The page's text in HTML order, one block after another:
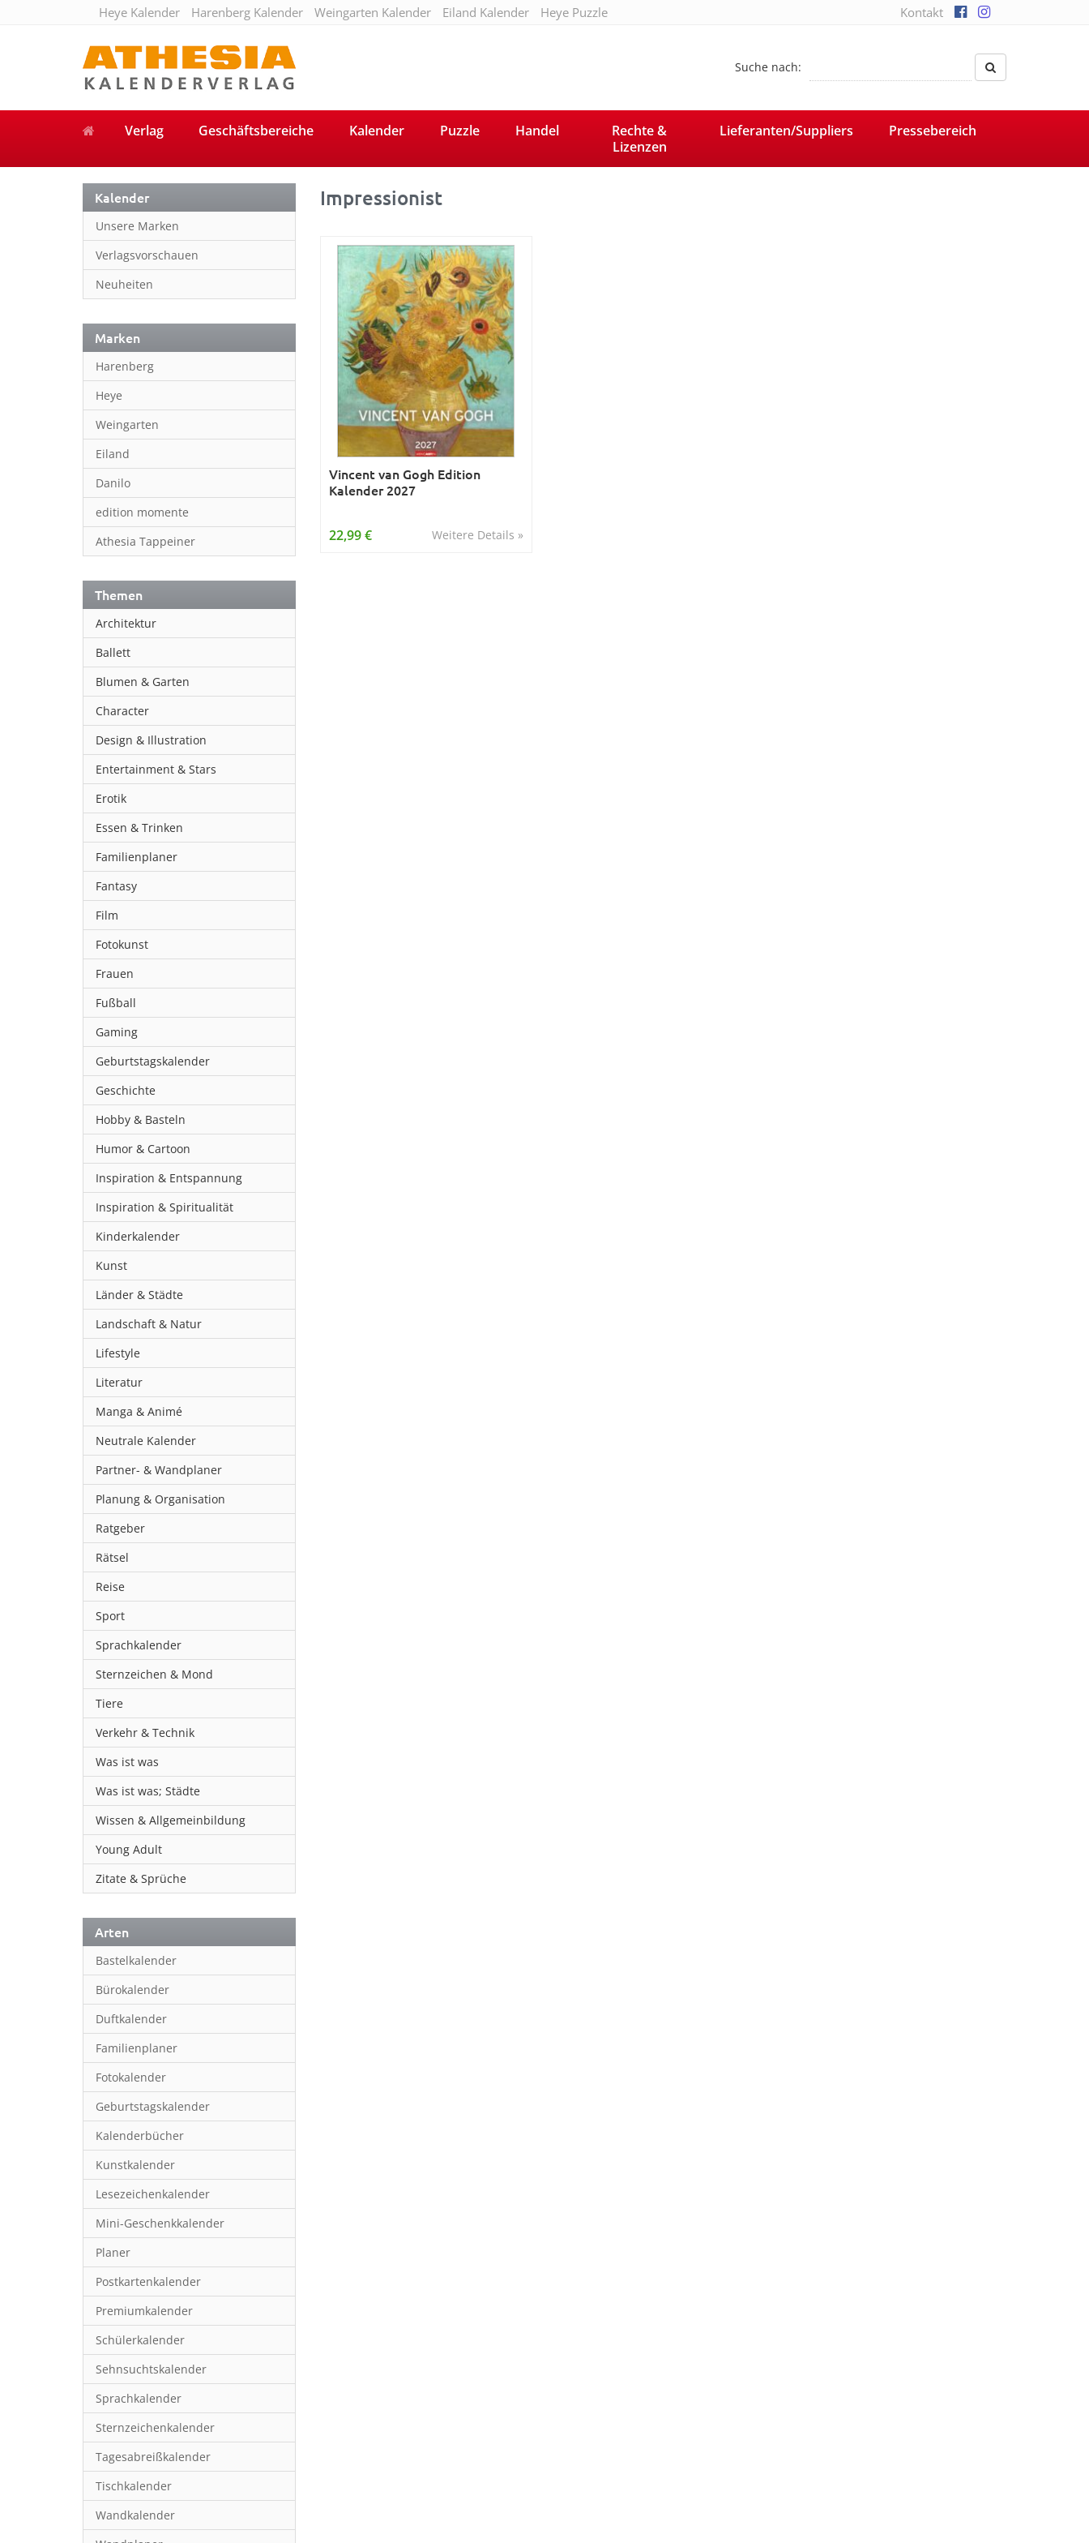
Heye Kalender Harenberg Kalender Weingarten Kalender Eiland Kalender Heye Puzzle Kontakt
Suche nach:
Verlag Geschäftsbereiche Kalender Puzzle Handel
Rechte &
Lizenzen
Lieferanten/Suppliers Pressebereich
Kalender
Unsere Marken
Verlagsvorschauen
Neuheiten
Marken
Harenberg
Heye
Weingarten
Eiland
Danilo
edition momente
Athesia Tappeiner
Themen
Architektur
Ballett
Blumen & Garten
Character
Design & Illustration
Entertainment & Stars
Erotik
Essen & Trinken
Familienplaner
Fantasy
Film
Fotokunst
Frauen
Fußball
Gaming
Geburtstagskalender
Geschichte
Hobby & Basteln
Humor & Cartoon
Inspiration & Entspannung
Inspiration & Spiritualität
Kinderkalender
Kunst
Länder & Städte
Landschaft & Natur
Lifestyle
Literatur
Manga & Animé
Neutrale Kalender
Partner- & Wandplaner
Planung & Organisation
Ratgeber
Rätsel
Reise
Sport
Sprachkalender
Sternzeichen & Mond
Tiere
Verkehr & Technik
Was ist was
Was ist was; Städte
Wissen & Allgemeinbildung
Young Adult
Zitate & Sprüche
Arten
Bastelkalender
Bürokalender
Duftkalender
Familienplaner
Fotokalender
Geburtstagskalender
Kalenderbücher
Kunstkalender
Lesezeichenkalender
Mini-Geschenkkalender
Planer
Postkartenkalender
Premiumkalender
Schülerkalender
Sehnsuchtskalender
Sprachkalender
Sternzeichenkalender
Tagesabreißkalender
Tischkalender
Wandkalender
Impressionist
Vincent van Gogh Edition
Kalender 2027
Weitere Details »
22,99 €